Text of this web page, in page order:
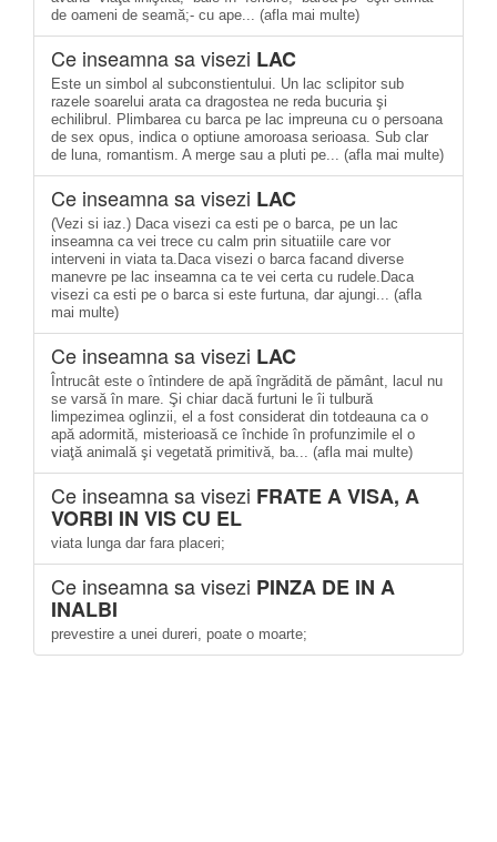
de oameni de seamă;- cu ape... (afla mai multe)
Ce inseamna sa visezi LAC
Este un simbol al subconstientului. Un lac sclipitor sub
razele soarelui arata ca dragostea ne reda bucuria şi
echilibrul. Plimbarea cu barca pe lac impreuna cu o persoana
de sex opus, indica o optiune amoroasa serioasa. Sub clar
de luna, romantism. A merge sau a pluti pe... (afla mai multe)
Ce inseamna sa visezi LAC
(Vezi si iaz.) Daca visezi ca esti pe o barca, pe un lac
inseamna ca vei trece cu calm prin situatiile care vor
interveni in viata ta.Daca visezi o barca facand diverse
manevre pe lac inseamna ca te vei certa cu rudele.Daca
visezi ca esti pe o barca si este furtuna, dar ajungi... (afla
mai multe)
Ce inseamna sa visezi LAC
Întrucât este o întindere de apă îngrădită de pământ, lacul nu
se varsă în mare. Şi chiar dacă furtuni le îi tulbură
limpezimea oglinzii, el a fost considerat din totdeauna ca o
apă adormită, misterioasă ce închide în profunzimile el o
viaţă animală şi vegetată primitivă, ba... (afla mai multe)
Ce inseamna sa visezi FRATE A VISA, A
VORBI IN VIS CU EL
viata lunga dar fara placeri;
Ce inseamna sa visezi PINZA DE IN A
INALBI
prevestire a unei dureri, poate o moarte;